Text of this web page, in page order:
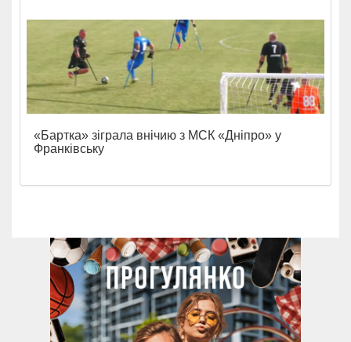
«Бартка» зіграла внічию з МСК «Дніпро» у
Франківську